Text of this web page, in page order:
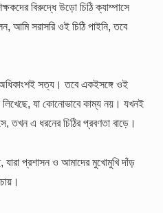
বিরুদ্ধে উড়ো চিঠি ক্যাম্পাসে
আমি সরাসরি ওই চিঠি পাইনি, তবে
অধিকাংশই সত্য। তবে একইসঙ্গে ওই
লিখেছে, যা কোনোভাবে কাম্য নয়। যখনই
তখন এ ধরনের চিঠির প্রবণতা বাড়ে।
প্রশাসন ও আমাদের মুখোমুখি দাঁড়